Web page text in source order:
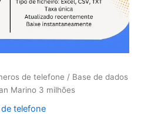
de telefone / Base de dados
Marino 3 milhões
telefone